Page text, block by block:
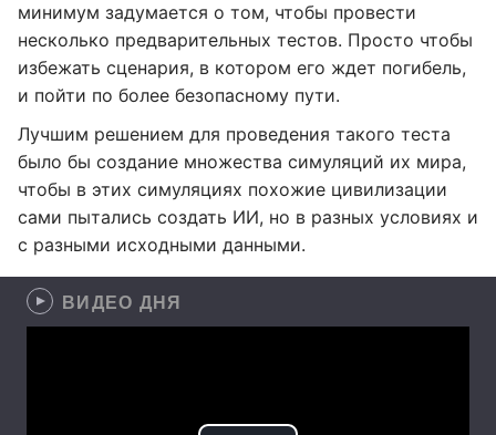
минимум задумается о том, чтобы провести
несколько предварительных тестов. Просто чтобы
избежать сценария, в котором его ждет погибель,
и пойти по более безопасному пути.
Лучшим решением для проведения такого теста
было бы создание множества симуляций их мира,
чтобы в этих симуляциях похожие цивилизации
сами пытались создать ИИ, но в разных условиях и
с разными исходными данными.
ВИДЕО ДНЯ